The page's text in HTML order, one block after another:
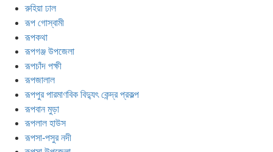
রুহিয়া ঢাল
রূপ গোস্বামী
রূপকথা
রূপগঞ্জ উপজেলা
রূপচাঁদ পক্ষী
রূপজালাল
রূপপুর পারমাণবিক বিদ্যুৎ কেন্দ্র প্রকল্প
রূপবান মুড়া
রূপলাল হাউস
রূপসা-পসুর নদী